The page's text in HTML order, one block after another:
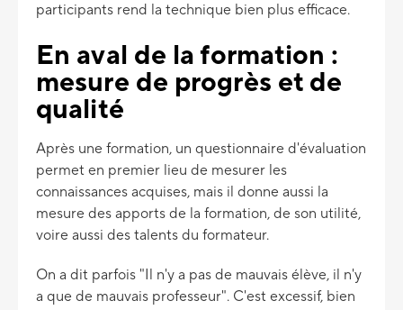
participants rend la technique bien plus efficace.
En aval de la formation :
mesure de progrès et de
qualité
Après une formation, un questionnaire d'évaluation
permet en premier lieu de mesurer les
connaissances acquises, mais il donne aussi la
mesure des apports de la formation, de son utilité,
voire aussi des talents du formateur.
On a dit parfois "Il n'y a pas de mauvais élève, il n'y
a que de mauvais professeur". C'est excessif, bien